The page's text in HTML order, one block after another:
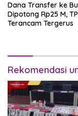
Dana Transfer ke
Dipotong Rp25 M,
Terancam Tergerus
Rekomendasi